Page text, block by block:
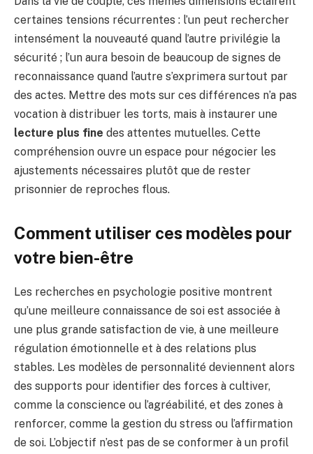
certaines tensions récurrentes : l’un peut rechercher
intensément la nouveauté quand l’autre privilégie la
sécurité ; l’un aura besoin de beaucoup de signes de
reconnaissance quand l’autre s’exprimera surtout par
des actes. Mettre des mots sur ces différences n’a pas
vocation à distribuer les torts, mais à instaurer une
lecture plus fine des attentes mutuelles. Cette
compréhension ouvre un espace pour négocier les
ajustements nécessaires plutôt que de rester
prisonnier de reproches flous.
Comment utiliser ces modèles pour
votre bien-être
Les recherches en psychologie positive montrent
qu’une meilleure connaissance de soi est associée à
une plus grande satisfaction de vie, à une meilleure
régulation émotionnelle et à des relations plus
stables. Les modèles de personnalité deviennent alors
des supports pour identifier des forces à cultiver,
comme la conscience ou l’agréabilité, et des zones à
renforcer, comme la gestion du stress ou l’affirmation
de soi. L’objectif n’est pas de se conformer à un profil